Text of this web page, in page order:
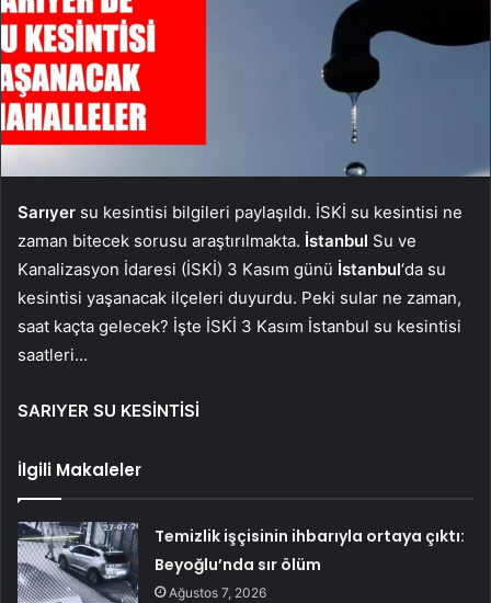
Sarıyer su kesintisi bilgileri paylaşıldı. İSKİ su kesintisi ne
zaman bitecek sorusu araştırılmakta. İstanbul Su ve
Kanalizasyon İdaresi (İSKİ) 3 Kasım günü İstanbul‘da su
kesintisi yaşanacak ilçeleri duyurdu. Peki sular ne zaman,
saat kaçta gelecek? İşte İSKİ 3 Kasım İstanbul su kesintisi
saatleri…
SARIYER SU KESİNTİSİ
İlgili Makaleler
Temizlik işçisinin ihbarıyla ortaya çıktı:
Beyoğlu’nda sır ölüm
Ağustos 7, 2026